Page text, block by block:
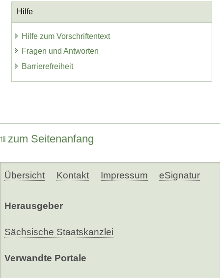
Hilfe
Hilfe zum Vorschriftentext
Fragen und Antworten
Barrierefreiheit
zum Seitenanfang
Übersicht Kontakt Impressum eSignatur
Herausgeber
Sächsische Staatskanzlei
Verwandte Portale